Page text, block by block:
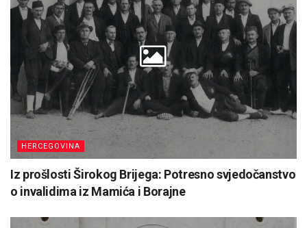
HERCEGOVINA
Iz prošlosti Širokog Brijega: Potresno svjedočanstvo
o invalidima iz Mamića i Borajne